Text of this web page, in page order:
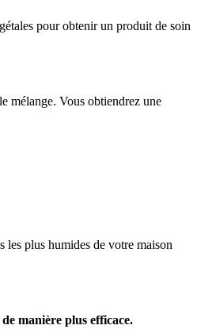
pour obtenir un produit de soin
mélange. Vous obtiendrez une
les plus humides de votre maison
manière plus efficace.